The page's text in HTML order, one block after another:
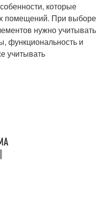
которые
помещений. При выборе
нужно учитывать
функциональность и
учитывать